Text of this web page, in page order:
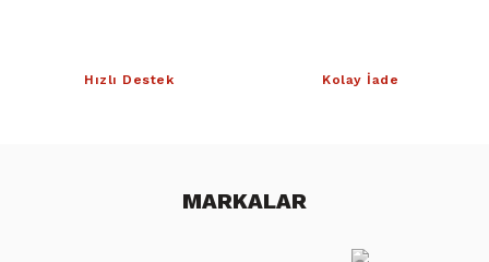
Hızlı Destek Kolay İade
MARKALAR